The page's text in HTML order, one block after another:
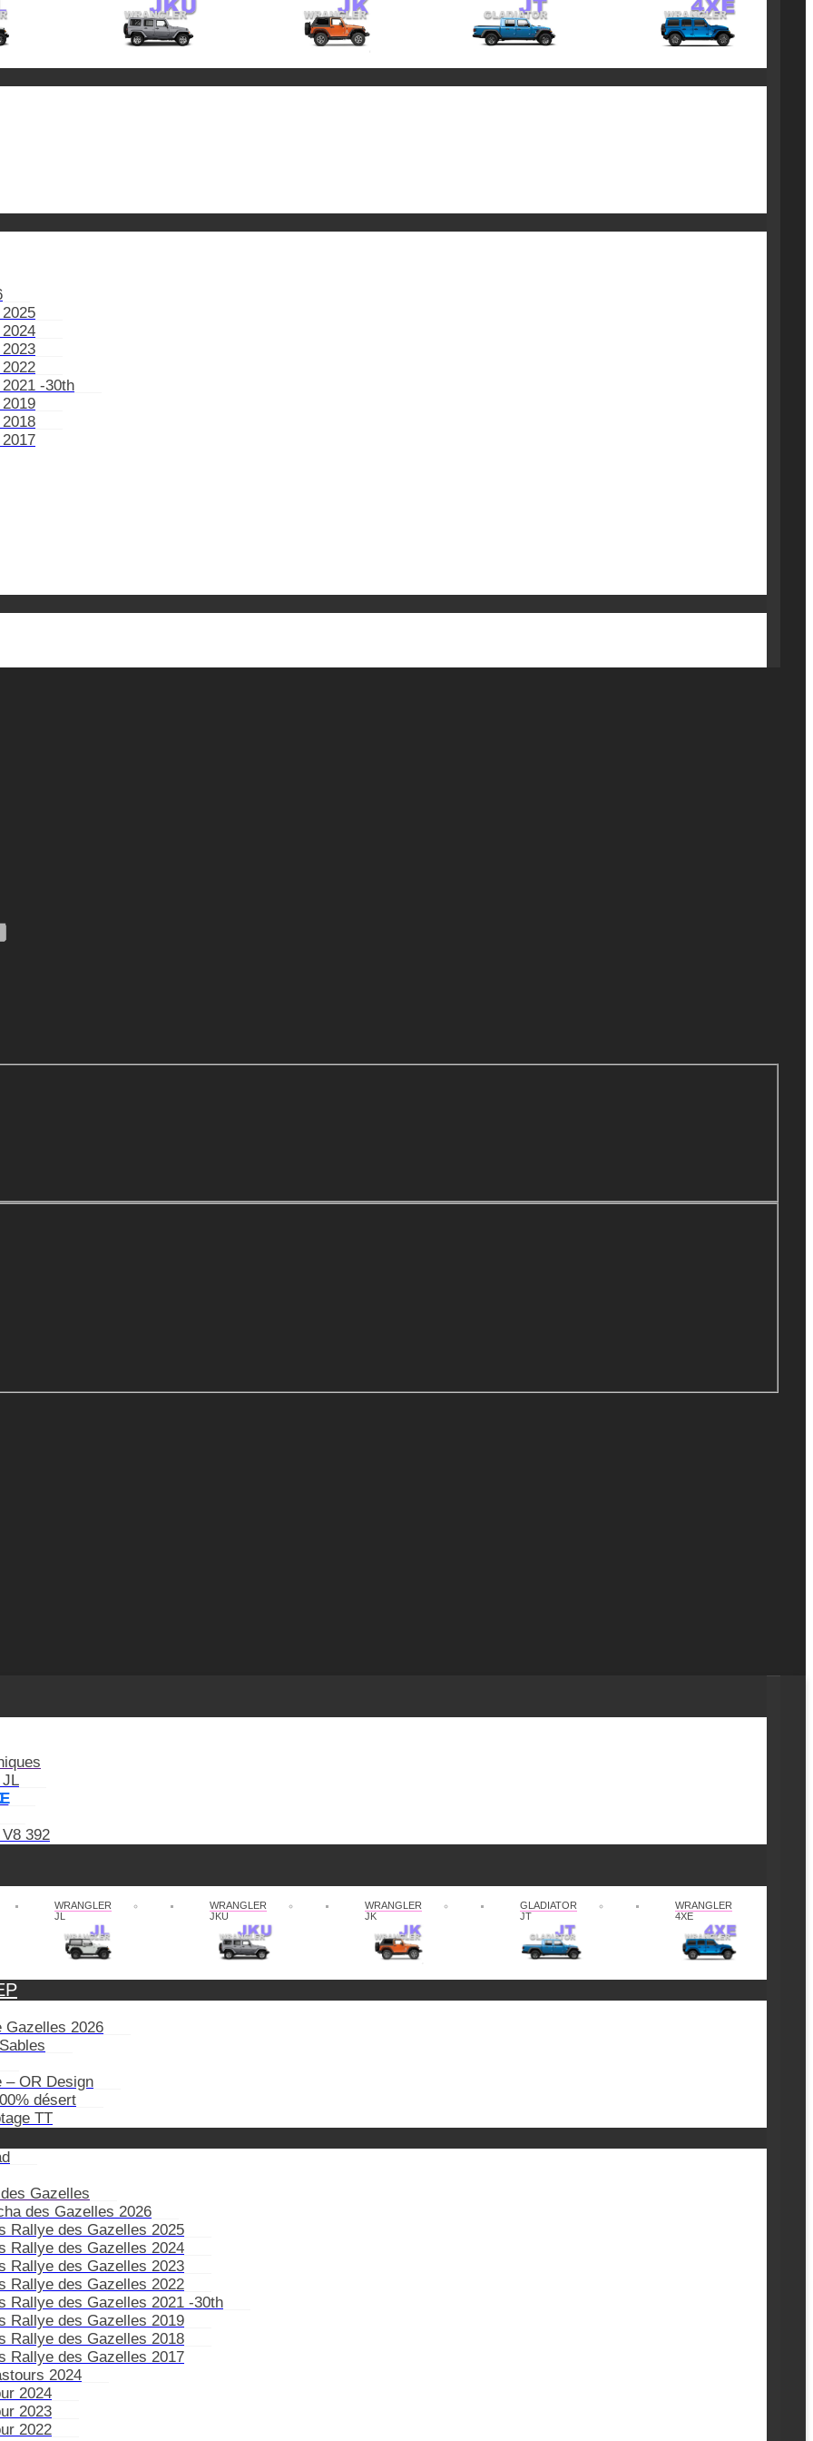
-30th
392
WRANGLER
JL
WRANGLER
JKU
WRANGLER
JK
GLADIATOR
JT
WRANGLER
4XE
Gazelles 2026
– OR Design
désert
TT
Gazelles
des Gazelles 2026
Rallye des Gazelles 2025
Rallye des Gazelles 2024
Rallye des Gazelles 2023
Rallye des Gazelles 2022
Rallye des Gazelles 2021 -30th
Rallye des Gazelles 2019
Rallye des Gazelles 2018
Rallye des Gazelles 2017
2024
2024
2023
2022